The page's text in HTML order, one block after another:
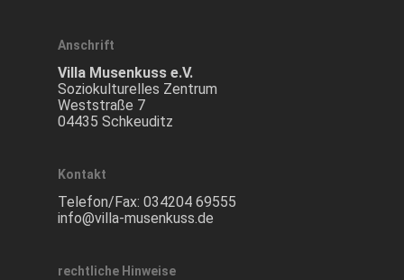
Anschrift
Villa Musenkuss e.V.
Soziokulturelles Zentrum
Weststraße 7
04435 Schkeuditz
Kontakt
Telefon/Fax: 034204 69555
info@villa-musenkuss.de
rechtliche Hinweise